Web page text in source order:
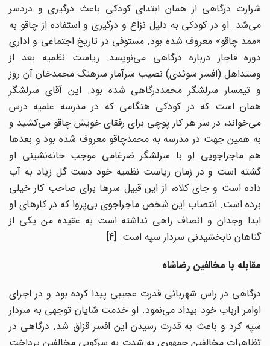
شرارت درگاهی از همان ابتدای کودکی باعث درگیری و دردسر
می‌شد. او در کودکی به دلیل نزاع و درگیری و استفاده از چاقو به
«ممد چاقو» معروف شده بود. مستوفی در تاریخ اجتماعی و اداری
دوره قاجار درباره درگاهی می‌نویسد: ریاست نظمیه بعد از
وستداهل (افسر سوئدی) نصیب سرآمار سرهنگ محمدخان آن روز
و تیمسار سرلشگر محمددرگاهی شده بود. این آقای سرلشگر
همان است که در کودکی هنگامی‌ که در مدرسه علمیه درس
می‌خواند، در سر هر کار پوچی برای رفقای خویش چاقو می‌کشید و
به همین جهت در مدرسه به محمدچاقو معروف شده بود و بعدها
هم ماجراجویی او با سرلشگر ضرغامی موجب خانه‌نشینی او
گشته است و در زمان ریاست نظمیه خود دست گل زیاد به آب
داده است و جای کلاه، از این قبیل سرها برای صاحب کار خیلی
برده است. انتصاب این شخص ماجراجوی بی‌پروا که در کارهای او
ابدا وجدان و انصاف راهی نداشته است به عقیده من یکی از
گناهان نابخشیدنی سردار سپه است. [4]
مقابله با مخالفین رضاشاه
درگاهی در راس شهربانی قدرت عجیبی پیدا کرده بود و در اجرای
اوامر ارباب خود بیداد می‌نمود. او خدمت شایان توجهی به سردار
سپه کرد و باعث به قدرت رسیدن این افسر قزاق شد. درگاهی در
تظاهرات مخالفین جمهوری به شدت به سرکوبی مخالفین پرداخت